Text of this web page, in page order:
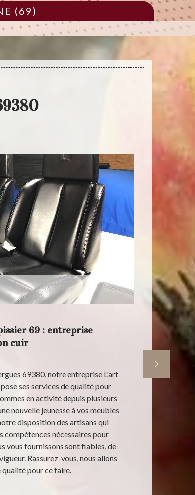
(69)
69 : entreprise
cuir
69380, notre entreprise L'art
ses services de qualité pour
en activité depuis plusieurs
nouvelle jeunesse à vos meubles
disposition des artisans qui
compétences nécessaires pour
vous fournissons sont fiables, de
Rassurez-vous, nous allons
pour ce faire.
L'art